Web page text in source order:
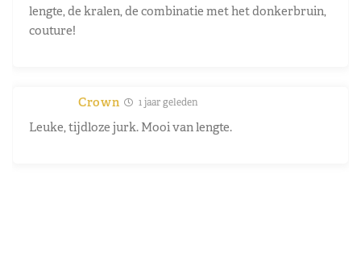
lengte, de kralen, de combinatie met het donkerbruin,
couture!
Crown 1 jaar geleden
Leuke, tijdloze jurk. Mooi van lengte.